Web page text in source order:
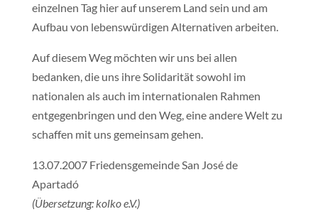
einzelnen Tag hier auf unserem Land sein und am
Aufbau von lebenswürdigen Alternativen arbeiten.
Auf diesem Weg möchten wir uns bei allen
bedanken, die uns ihre Solidarität sowohl im
nationalen als auch im internationalen Rahmen
entgegenbringen und den Weg, eine andere Welt zu
schaffen mit uns gemeinsam gehen.
13.07.2007 Friedensgemeinde San José de
Apartadó
(Übersetzung: kolko e.V.)